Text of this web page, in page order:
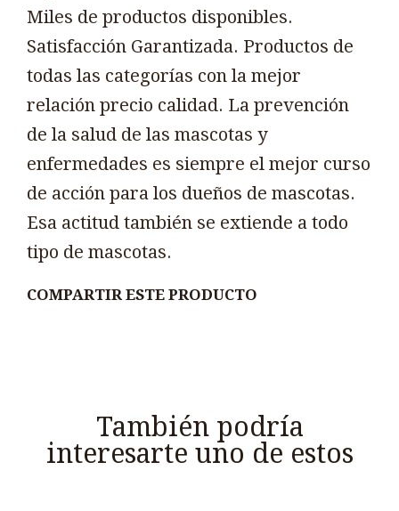
Miles de productos disponibles.
Satisfacción Garantizada. Productos de
todas las categorías con la mejor
relación precio calidad. La prevención
de la salud de las mascotas y
enfermedades es siempre el mejor curso
de acción para los dueños de mascotas.
Esa actitud también se extiende a todo
tipo de mascotas.
COMPARTIR ESTE PRODUCTO
También podría
interesarte uno de estos